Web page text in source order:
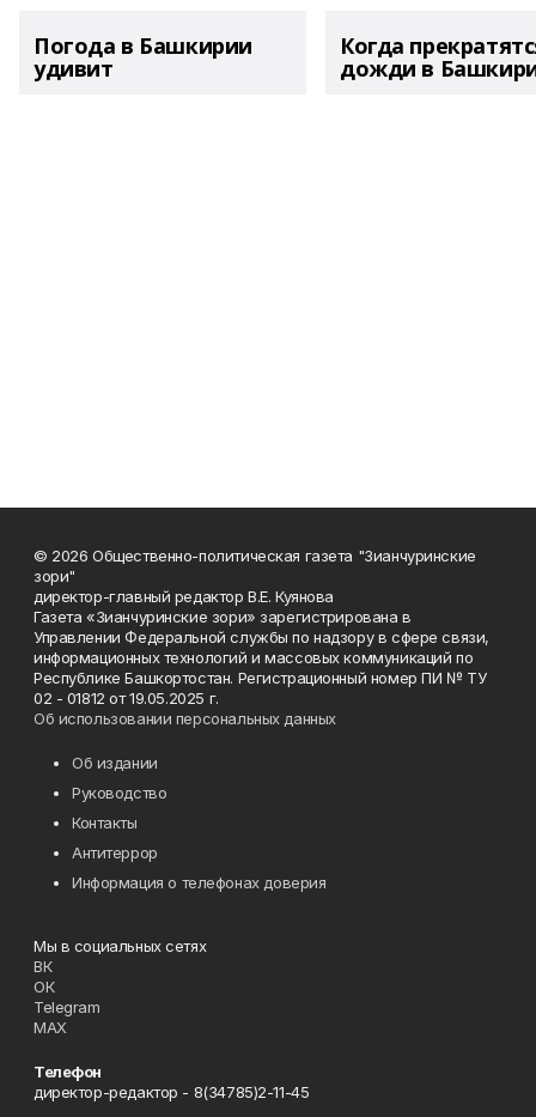
Погода в Башкирии
удивит
Когда
дожди в
© 2026 Общественно-политическая газета "Зианчуринские
зори"
директор-главный редактор В.Е. Куянова
Газета «Зианчуринские зори» зарегистрирована в
Управлении Федеральной службы по надзору в сфере связи,
информационных технологий и массовых коммуникаций по
Республике Башкортостан. Регистрационный номер ПИ № ТУ
02 - 01812 от 19.05.2025 г.
Об использовании персональных данных
Об издании
Руководство
Контакты
Антитеррор
Информация о телефонах доверия
Мы в социальных сетях
ВК
ОК
Telegram
MAX
Телефон
директор-редактор - 8(34785)2-11-45